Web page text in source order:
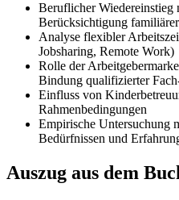
Beruflicher Wiedereinstieg
Berücksichtigung
Analyse flexibler
Jobsharing, Remote Work)
Rolle der
Bindung qualifizierter
Einfluss von
Rahmenbedingungen
Empirische Untersuchung
Bedürfnissen und
Auszug aus dem